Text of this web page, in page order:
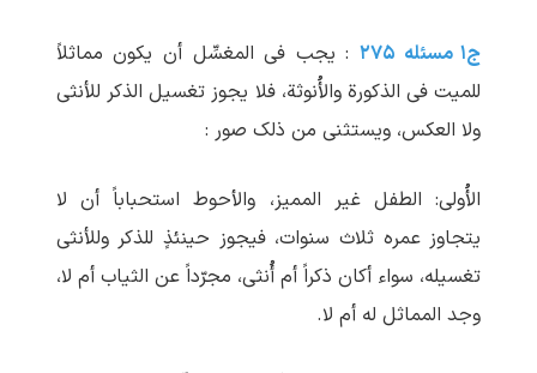
ج۱ مسئله ۲۷۵
: یجب فی المغسِّل أن یکون مماثلاً
للمیت فی الذکورة والأُنوثة، فلا یجوز تغسیل الذکر للأنثی
ولا العکس، ویستثنی من ذلک صور :
الأُولی: الطفل غیر الممیز، والأحوط استحباباً أن لا
یتجاوز عمره ثلاث سنوات، فیجوز حینئذٍ للذکر وللأنثی
تغسیله، سواء أکان ذکراً أم أُنثی، مجرّداً عن الثیاب أم لا،
وجد المماثل له أم لا.